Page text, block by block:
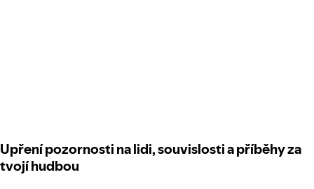
Upření pozornosti na lidi, souvislosti a příběhy za
tvojí hudbou